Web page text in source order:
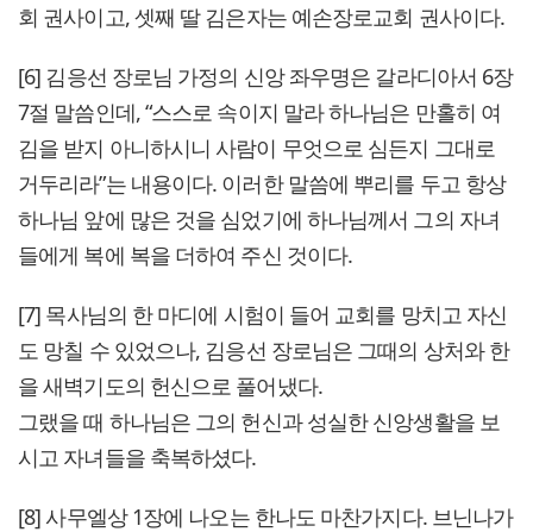
회 권사이고, 셋째 딸 김은자는 예손장로교회 권사이다.
[6] 김응선 장로님 가정의 신앙 좌우명은 갈라디아서 6장
7절 말씀인데, “스스로 속이지 말라 하나님은 만홀히 여
김을 받지 아니하시니 사람이 무엇으로 심든지 그대로
거두리라”는 내용이다. 이러한 말씀에 뿌리를 두고 항상
하나님 앞에 많은 것을 심었기에 하나님께서 그의 자녀
들에게 복에 복을 더하여 주신 것이다.
[7] 목사님의 한 마디에 시험이 들어 교회를 망치고 자신
도 망칠 수 있었으나, 김응선 장로님은 그때의 상처와 한
을 새벽기도의 헌신으로 풀어냈다.
그랬을 때 하나님은 그의 헌신과 성실한 신앙생활을 보
시고 자녀들을 축복하셨다.
[8] 사무엘상 1장에 나오는 한나도 마찬가지다. 브닌나가